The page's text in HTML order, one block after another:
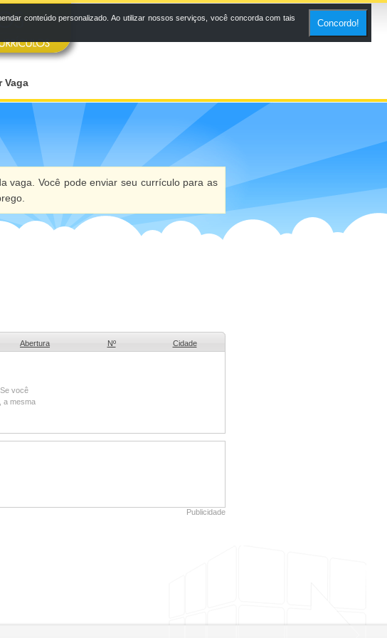
Vaga
vaga. Você pode enviar seu currículo para as
Abertura Nº Cidade
você
a mesma
Publicidade
conteúdo personalizado. Ao utilizar nossos serviços, você concorda com tais
Concordo!